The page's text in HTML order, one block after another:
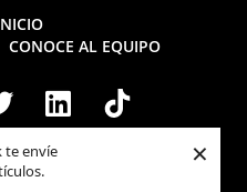
te envíe
×
CONOCE AL EQUIPO
Realgaming.es